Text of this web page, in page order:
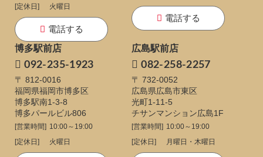
[定休日]
火曜日
電話する
電話する
博多駅前店
092-235-1923
〒 812-0016
福岡県福岡市博多区
博多駅南1-3-8
博多パールビル806
[営業時間] 10:00～19:00
[定休日]
火曜日
広島駅前店
082-258-2257
〒 732-0052
広島県広島市東区
光町1-11-5
チサンマンション広島1F
[営業時間] 10:00～19:00
[定休日]
月曜日・木曜日